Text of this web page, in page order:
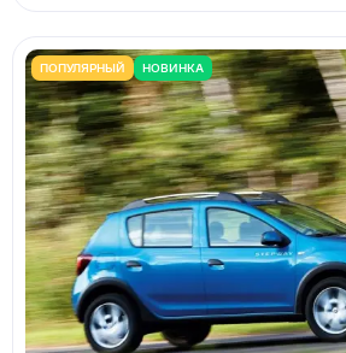
ПОПУЛЯРНЫЙ НОВИНКА